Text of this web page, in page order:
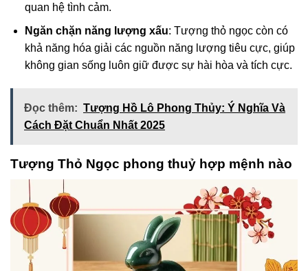
quan hệ tình cảm.
Ngăn chặn năng lượng xấu: Tượng thỏ ngọc còn có
khả năng hóa giải các nguồn năng lượng tiêu cực, giúp
không gian sống luôn giữ được sự hài hòa và tích cực.
Đọc thêm: Tượng Hồ Lô Phong Thủy: Ý Nghĩa Và
Cách Đặt Chuẩn Nhất 2025
Tượng Thỏ Ngọc phong thuỷ hợp mệnh nào